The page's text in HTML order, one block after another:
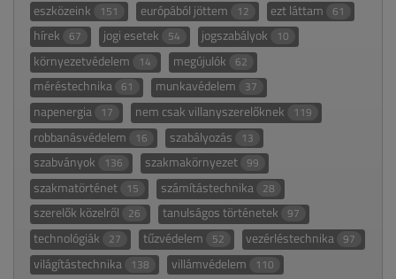
eszközeink 151 európából jöttem 12 ezt láttam 61
hírek 67 jogi esetek 54 jogszabályok 10
környezetvédelem 14 megújulók 62
méréstechnika 61 munkavédelem 37
napenergia 17 nem csak villanyszerelőknek 119
robbanásvédelem 16 szabályozás 13
szabványok 136 szakmakörnyezet 99
szakmatörténet 15 számítástechnika 28
szerelők közelről 26 tanulságos történetek 97
technológiák 27 tűzvédelem 52 vezérléstechnika 97
világítástechnika 138 villámvédelem 110